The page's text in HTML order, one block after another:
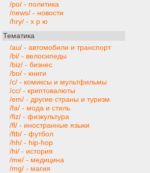
/po/ - политика
/news/ - новости
/hry/ - х р ю
Тематика
/au/ - автомобили и транспорт
/bi/ - велосипеды
/biz/ - бизнес
/bo/ - книги
/c/ - комиксы и мультфильмы
/cc/ - криптовалюты
/em/ - другие страны и туризм
/fa/ - мода и стиль
/fiz/ - физкультура
/fl/ - иностранные языки
/ftb/ - футбол
/hh/ - hip-hop
/hi/ - история
/me/ - медицина
/mg/ - магия